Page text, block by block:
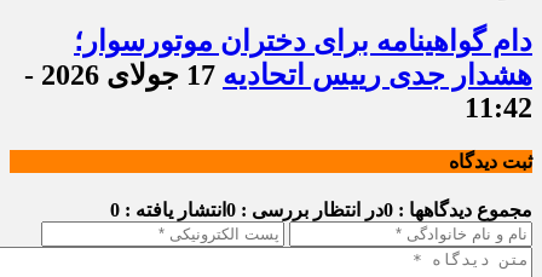
دام گواهینامه برای دختران موتورسوار؛
هشدار جدی رییس اتحادیه
17 جولای 2026 -
11:42
ثبت دیدگاه
مجموع دیدگاهها : 0 در انتظار بررسی : 0 انتشار یافته : 0